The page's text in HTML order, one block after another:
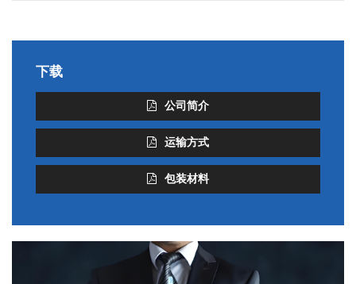
下载
公司简介
运输方式
包装材料